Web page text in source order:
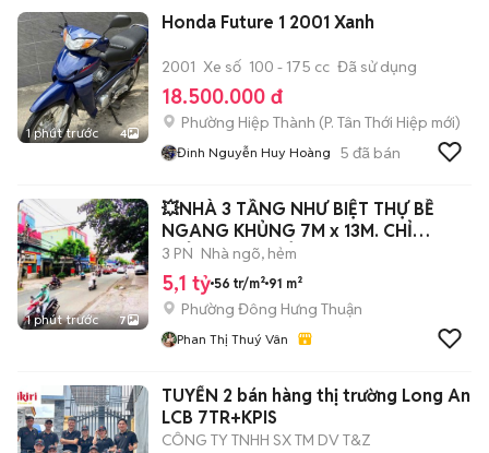
1 phút trước 4
Honda Future 1 2001 Xanh
2001 Xe số 100 - 175 cc Đã sử dụng
18.500.000 đ
Phường Hiệp Thành (P. Tân Thới Hiệp mới)
Đinh Nguyễn Huy Hoàng 5 đã bán
1 phút trước 7
💥NHÀ 3 TẦNG NHƯ BIỆT THỰ BỀ
NGANG KHỦNG 7M x 13M. CHỈ
NHỈNH NHẸ 5 TỶ T
3 PN Nhà ngõ, hẻm
5,1 tỷ 56 tr/m² 91 m²
Phường Đông Hưng Thuận
Phan Thị Thuý Vân
TUYỂN 2 bán hàng thị trường Long An
LCB 7TR+KPIS
CÔNG TY TNHH SX TM DV T&Z